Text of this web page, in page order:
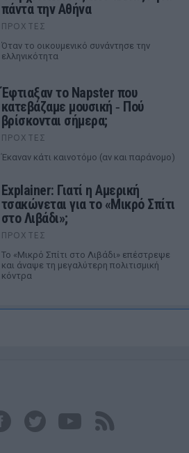
πάντα την Αθήνα
ΠΡΟΧΤΈΣ
Όταν το οικουμενικό συνάντησε την
ελληνικότητα
Έφτιαξαν το Napster που
κατεβάζαμε μουσική ‑ Πού
βρίσκονται σήμερα;
ΠΡΟΧΤΈΣ
Έκαναν κάτι καινοτόμο (αν και παράνομο)
Explainer: Γιατί η Αμερική
τσακώνεται για το «Μικρό Σπίτι
στο Λιβάδι»;
ΠΡΟΧΤΈΣ
Το «Μικρό Σπίτι στο Λιβάδι» επέστρεψε
και άναψε τη μεγαλύτερη πολιτισμική
κόντρα